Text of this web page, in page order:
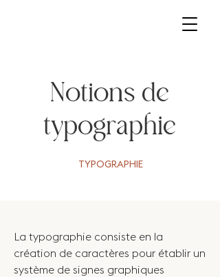
Notions de
typographie
TYPOGRAPHIE
La typographie consiste en la
création de caractères pour établir un
système de signes graphiques